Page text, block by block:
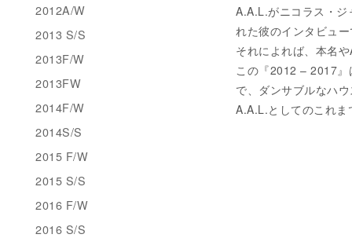
A.A.L.がニコラス・
れた彼のインタビュ
それによれば、本名
この『2012 – 2017』
で、ダンサブルなハ
A.A.L.としてのこれ
2012A/W
2013 S/S
2013F/W
2013FW
2014F/W
2014S/S
2015 F/W
2015 S/S
2016 F/W
2016 S/S